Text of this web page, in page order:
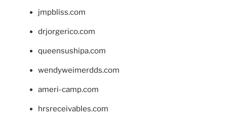
jmpbliss.com
drjorgerico.com
queensushipa.com
wendyweimerdds.com
ameri-camp.com
hrsreceivables.com